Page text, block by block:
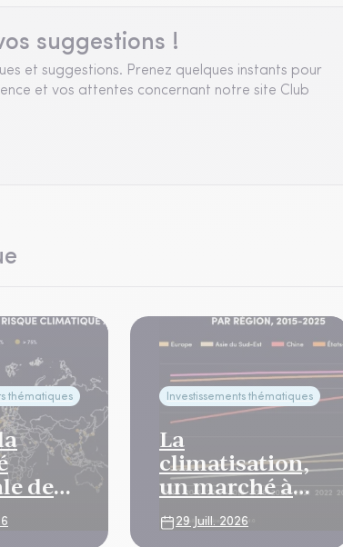
suggestions !
et suggestions. Prenez quelques instants pour
et vos attentes concernant notre site Club
thématiques
de
un
Investissements thématiques
La
climatisation,
un marché à
double détente
29 Juill. 2026